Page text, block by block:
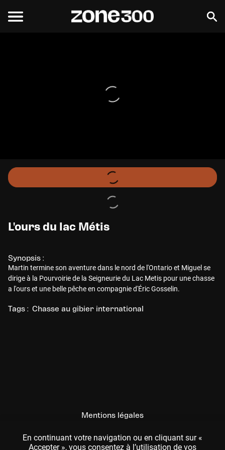
L'ours du lac Métis
Synopsis :
Martin termine son aventure dans le nord de l'Ontario et Miguel se
dirige à la Pourvoirie de la Seigneurie du Lac Metis pour une chasse
a l'ours et une belle pêche en compagnie d'Éric Gosselin.
Tags : Chasse au gibier international
Mentions légales
CGU
En continuant votre navigation ou en cliquant sur «
Accepter », vous consentez à l’utilisation de vos